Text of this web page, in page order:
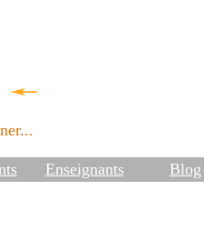
Enseignants Blog